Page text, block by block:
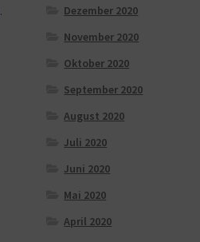
.
Dezember 2020
November 2020
Oktober 2020
September 2020
August 2020
Juli 2020
Juni 2020
Mai 2020
April 2020